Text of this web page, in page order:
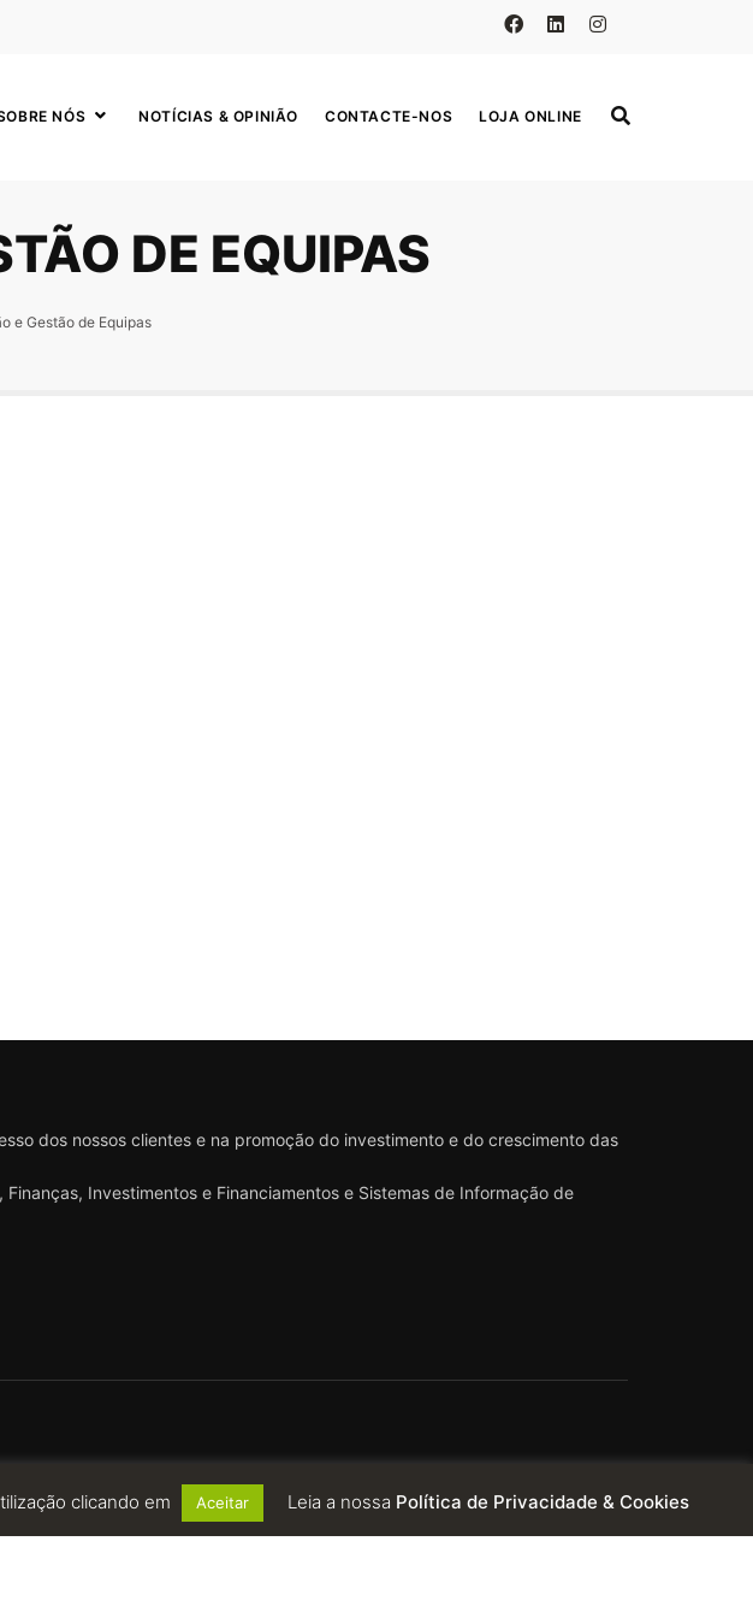
NÓS NOTÍCIAS & OPINIÃO CONTACTE-NOS LOJA ONLINE
DE EQUIPAS
e Gestão de Equipas
dos nossos clientes e na promoção do investimento e do crescimento das
Investimentos e Financiamentos e Sistemas de Informação de
clicando em Aceitar Leia a nossa Política de Privacidade & Cookies